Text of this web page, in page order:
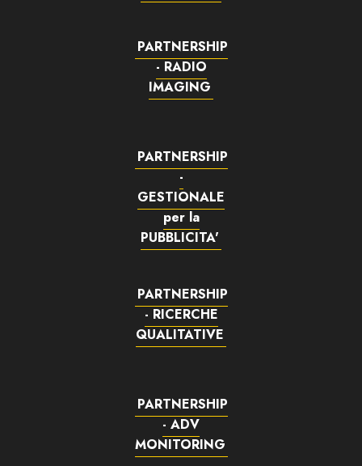
PARTNERSHIP
- RADIO
IMAGING
PARTNERSHIP
-
GESTIONALE
per la
PUBBLICITA'
PARTNERSHIP
- RICERCHE
QUALITATIVE
PARTNERSHIP
- ADV
MONITORING